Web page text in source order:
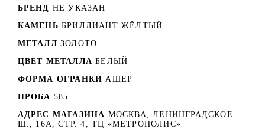
БРЕНД НЕ УКАЗАН
КАМЕНЬ БРИЛЛИАНТ ЖЁЛТЫЙ
МЕТАЛЛ ЗОЛОТО
ЦВЕТ МЕТАЛЛА БЕЛЫЙ
ФОРМА ОГРАНКИ АШЕР
ПРОБА 585
АДРЕС МАГАЗИНА МОСКВА, ЛЕНИНГРАДСКОЕ
Ш., 16А, СТР. 4, ТЦ «МЕТРОПОЛИС»